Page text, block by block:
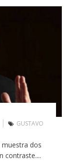
GUSTAVO
muestra dos
contraste....